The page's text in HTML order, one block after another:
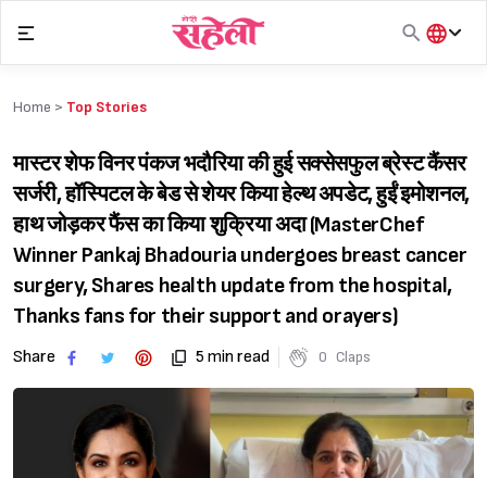
content
हिंदी
Home > Top Stories
मास्टर शेफ विनर पंकज भदौरिया की हुई सक्सेसफुल ब्रेस्ट कैंसर
सर्जरी, हॉस्पिटल के बेड से शेयर किया हेल्थ अपडेट, हुईं इमोशनल,
हाथ जोड़कर फैंस का किया शुक्रिया अदा (MasterChef
Winner Pankaj Bhadouria undergoes breast cancer
surgery, Shares health update from the hospital,
Thanks fans for their support and orayers)
Share 5 min read 0 Claps